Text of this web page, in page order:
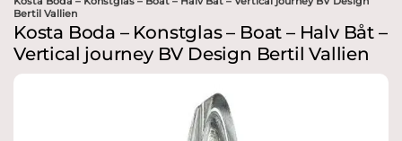
Bertil Vallien
Kosta Boda – Konstglas – Boat – Halv Båt –
Vertical journey BV Design Bertil Vallien